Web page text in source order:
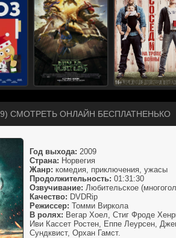
СМОТРЕТЬ ОНЛАЙН БЕСПЛАТНЕНЬКО
Год выхода: 2009
Страна: Норвегия
Жанр: комедия, приключения, ужасы
Продолжительность: 01:31:30
Озвучивание: Любительское
Качество: DVDRip
Режиссер: Томми Виркола
В ролях: Вегар Хоел, Стиг Фроде
Иви Кассет Ростен, Еппе Леурсен,
Сундквист, Орхан Гамст.